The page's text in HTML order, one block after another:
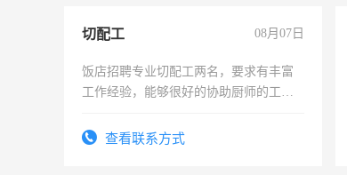
切配工 08月07日
饭店招聘专业切配工两名，要求有丰富
工作经验，能够很好的协助厨师的工
4500。查看联系方式